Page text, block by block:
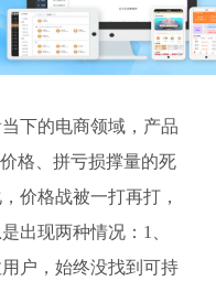
下的电商领域，产品
格、拼亏损撑量的死
价格战被一打再打，
出现两种情况：1、
户，始终没找到可持